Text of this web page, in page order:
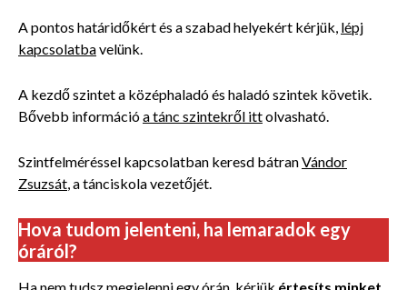
A pontos határidőkért és a szabad helyekért kérjük, lépj
kapcsolatbavelünk.
A kezdő szintet a középhaladó és haladó szintek követik.
Bővebb információa tánc szintekről ittolvasható.
Szintfelméréssel kapcsolatban keresd bátranVándor
Zsuzsát, a tánciskola vezetőjét.
Hova tudom jelenteni, ha lemaradok egy
óráról?